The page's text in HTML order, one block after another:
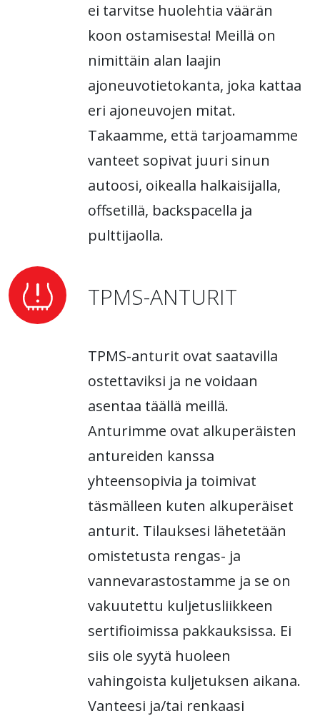
ei tarvitse huolehtia väärän
koon ostamisesta! Meillä on
nimittäin alan laajin
ajoneuvotietokanta, joka kattaa
eri ajoneuvojen mitat.
Takaamme, että tarjoamamme
vanteet sopivat juuri sinun
autoosi, oikealla halkaisijalla,
offsetillä, backspacella ja
pulttijaolla.
TPMS-ANTURIT
TPMS-anturit ovat saatavilla
ostettaviksi ja ne voidaan
asentaa täällä meillä.
Anturimme ovat alkuperäisten
antureiden kanssa
yhteensopivia ja toimivat
täsmälleen kuten alkuperäiset
anturit. Tilauksesi lähetetään
omistetusta rengas- ja
vannevarastostamme ja se on
vakuutettu kuljetusliikkeen
sertifioimissa pakkauksissa. Ei
siis ole syytä huoleen
vahingoista kuljetuksen aikana.
Vanteesi ja/tai renkaasi